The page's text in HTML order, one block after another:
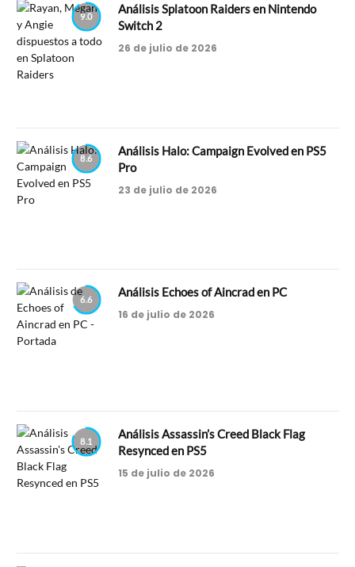
9.0
Análisis Splatoon Raiders en Nintendo
Switch 2
26 de julio de 2026
8.6
Análisis Halo: Campaign Evolved en PS5
Pro
23 de julio de 2026
6.6
Análisis Echoes of Aincrad en PC
16 de julio de 2026
8.1
Análisis Assassin’s Creed Black Flag
Resynced en PS5
15 de julio de 2026